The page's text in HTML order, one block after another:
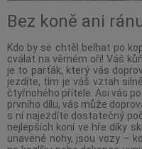
Bez koně ani
Kdo by se chtěl belhat po
cválat na věrném oři! Váš
je to parťák, který vás
jezdíte, tím je váš vztah
čtyřnohého přítele. Asi vás
prvního dílu, vás může
s ní najezdíte dostatečný
nejlepších koní ve hře díky
unavené nohy, jsou vozy –